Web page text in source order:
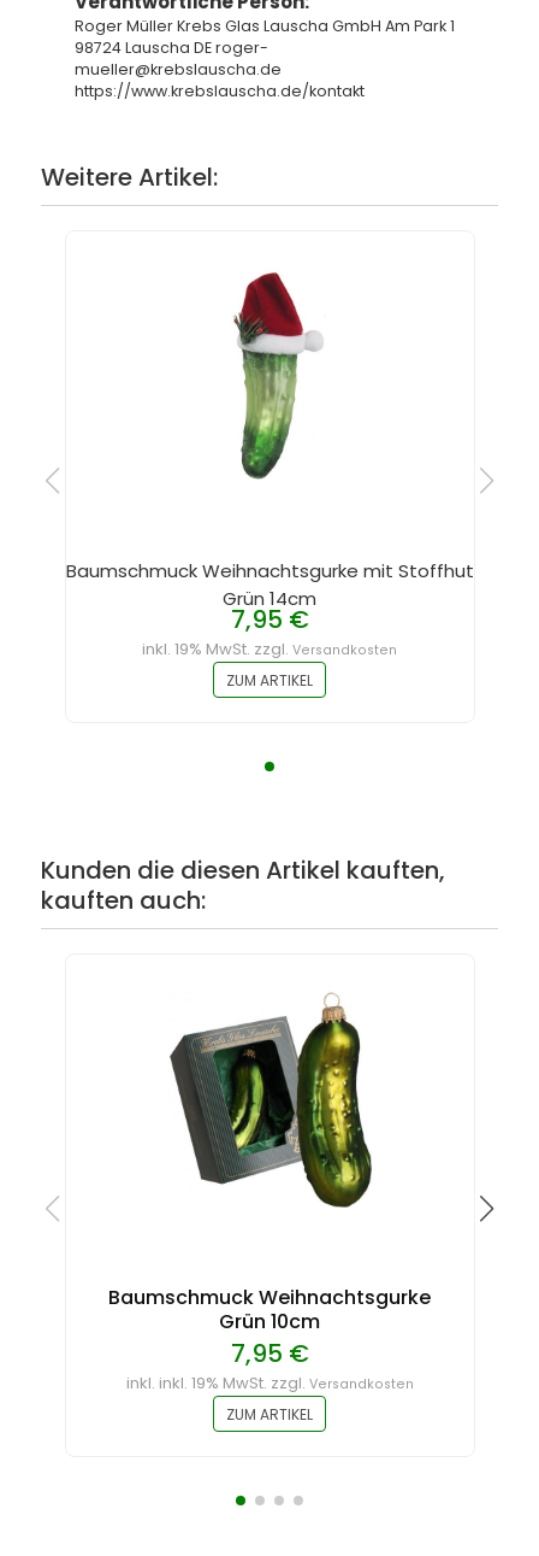
Roger Müller Krebs Glas Lauscha GmbH Am Park 1
98724 Lauscha DE roger-
mueller@krebslauscha.de
https://www.krebslauscha.de/kontakt
Weitere Artikel:
Baumschmuck Weihnachtsgurke mit Stoffhut
Grün 14cm
7,95 €
inkl. 19% MwSt. zzgl.Versandkosten
ZUM ARTIKEL
Kunden die diesen Artikel kauften,
kauften auch:
Baumschmuck Weihnachtsgurke
Grün 10cm
7,95 €
inkl. inkl. 19% MwSt. zzgl. Versandkosten
ZUM ARTIKEL